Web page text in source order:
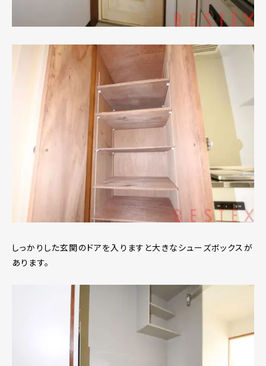
しっかりした玄関のドアを入りますと大きなシューズボックスが
あります。